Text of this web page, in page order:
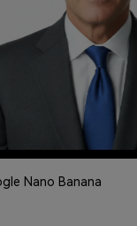
Nano Banana